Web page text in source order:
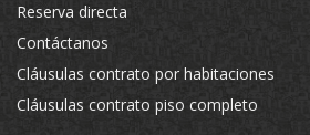
Reserva directa
Contáctanos
Cláusulas contrato por habitaciones
Cláusulas contrato piso completo